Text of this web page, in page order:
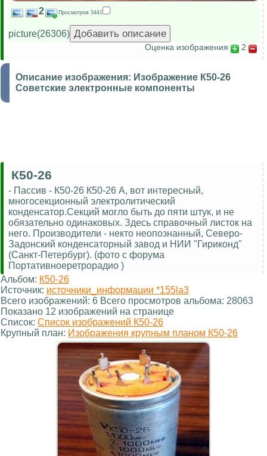
2 Просмотров 3441
picture(26306)
Оценка изображения 2
Описание изображения: Изображение К50-26
Советские электронные компоненты
К50-26
- Пассив - К50-26 К50-26 А, вот интересный,
многосекционный электролитический
конденсатор.Секций могло быть до пяти штук, и не
обязательно одинаковых. Здесь справочный листок на
него. Производители - некто неопознанный, Северо-
Задонский конденсаторный завод и НИИ "Гириконд"
(Санкт-Петербург). (фото с форума
Портативноеретрорадио )
Альбом: К50-26
Источник: источники_информации *155la3
Всего изображений: 6 Всего просмотров альбома: 28063
Показано 12 изображений на странице
Список: Список изображений К50-26
Крупный план: Изображения крупным планом К50-26